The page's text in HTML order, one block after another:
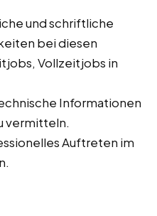
und schriftliche
bei diesen
Vollzeitjobs in
Informationen
vermitteln.
Auftreten im